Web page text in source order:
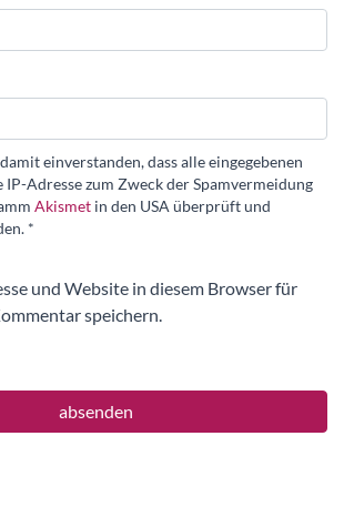
einverstanden, dass alle eingegebenen
IP-Adresse zum Zweck der Spamvermeidung
Akismet in den USA überprüft und
*
und Website in diesem Browser für
speichern.